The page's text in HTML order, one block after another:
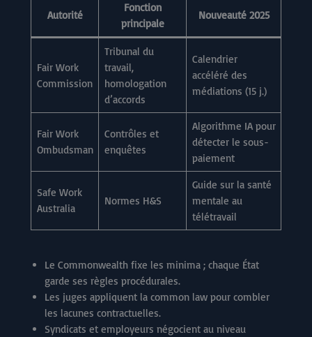
Autorité
Fonction
principale
Nouveauté 2025
Fair Work
Commission
Tribunal du
travail,
homologation
d’accords
Calendrier
accéléré des
médiations (15 j.)
Fair Work
Ombudsman
Contrôles et
enquêtes
Algorithme IA pour
détecter le sous-
paiement
Safe Work
Australia
Normes H&S
Guide sur la santé
mentale au
télétravail
Le Commonwealth fixe les minima ; chaque État
garde ses règles procédurales.
Les juges appliquent la common law pour combler
les lacunes contractuelles.
Syndicats et employeurs négocient au niveau